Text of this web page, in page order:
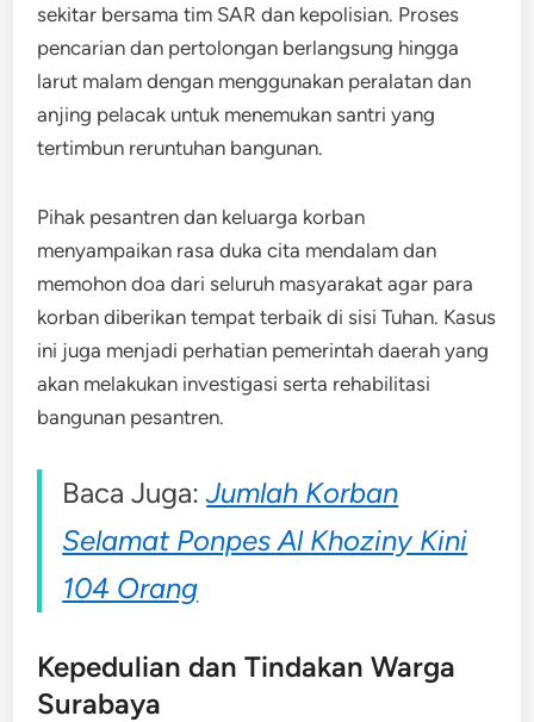
sekitar bersama tim SAR dan kepolisian. Proses
pencarian dan pertolongan berlangsung hingga
larut malam dengan menggunakan peralatan dan
anjing pelacak untuk menemukan santri yang
tertimbun reruntuhan bangunan.
Pihak pesantren dan keluarga korban
menyampaikan rasa duka cita mendalam dan
memohon doa dari seluruh masyarakat agar para
korban diberikan tempat terbaik di sisi Tuhan. Kasus
ini juga menjadi perhatian pemerintah daerah yang
akan melakukan investigasi serta rehabilitasi
bangunan pesantren.
Baca Juga:Jumlah Korban
Selamat Ponpes Al Khoziny Kini
104 Orang
Kepedulian dan Tindakan Warga
Surabaya